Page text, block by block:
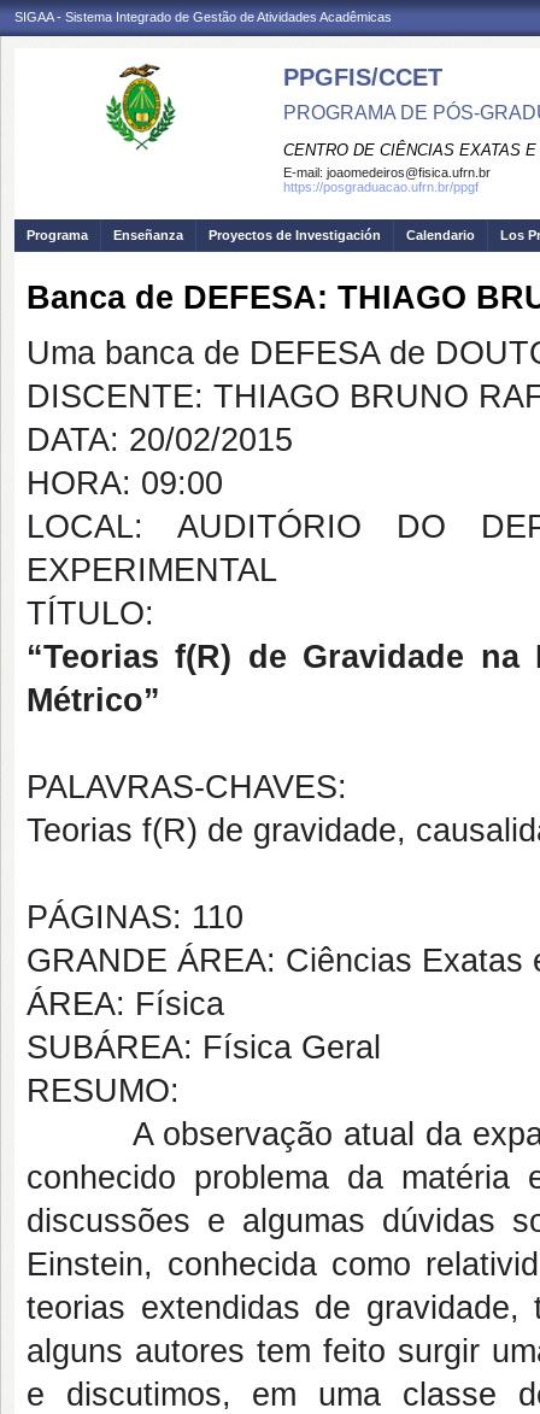
SIGAA - Sistema Integrado de Gestão de Atividades Acadêmicas
PPGFIS/CCET
PROGRAMA DE PÓS-
CENTRO DE CIÊNCIAS EXATAS
E-mail: joaomedeiros@fisica.ufrn.br
https://posgraduacao.ufrn.br/ppgf
Programa Enseñanza Proyectos de Investigación Calendario Los
Banca de DEFESA: THIAGO
Uma banca de DEFESA de
DISCENTE: THIAGO BRUNO
DATA: 20/02/2015
HORA: 09:00
LOCAL: AUDITÓRIO DO
EXPERIMENTAL
TÍTULO:
“Teorias f(R) de Gravidade
Métrico”
PALAVRAS-CHAVES:
Teorias f(R) de gravidade,
PÁGINAS: 110
GRANDE ÁREA: Ciências Exatas
ÁREA: Física
SUBÁREA: Física Geral
RESUMO:
A observação atual da
conhecido problema da matéria
discussões e algumas dúvidas
Einstein, conhecida como
teorias extendidas de
alguns autores tem feito surgir
e discutimos, em uma classe